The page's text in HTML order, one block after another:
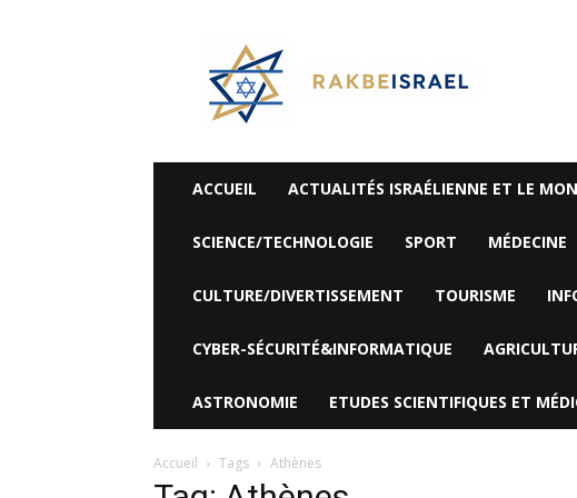
Rak
Be
Israel-
Alyaexpress-
News
ACCUEIL ACTUALITÉS ISRAÉLIENNE ET LE
SCIENCE/TECHNOLOGIE SPORT MÉDECINE
CULTURE/DIVERTISSEMENT TOURISME
CYBER-SÉCURITÉ&INFORMATIQUE
ASTRONOMIE ETUDES SCIENTIFIQUES ET
Accueil Tags Athènes